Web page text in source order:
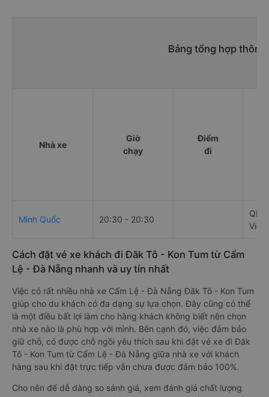
Bảng tổng hợp
Nhà xe
Giờ
chạy
Điểm
đi
Minh Quốc 20:30 - 20:30
Việt
Cách đặt vé xe khách đi Đăk Tô - Kon Tum từ Cẩm
Lệ - Đà Nẵng nhanh và uy tín nhất
Việc có rất nhiều nhà xe Cẩm Lệ - Đà Nẵng Đăk Tô - Kon Tum
giúp cho du khách có đa dạng sự lựa chọn. Đây cũng có thể
là một điều bất lợi làm cho hàng khách không biết nên chọn
nhà xe nào là phù hợp với mình. Bên cạnh đó, việc đảm bảo
giữ chỗ, có được chỗ ngồi yêu thích sau khi đặt vé xe đi Đăk
Tô - Kon Tum từ Cẩm Lệ - Đà Nẵng giữa nhà xe với khách
hàng sau khi đặt trực tiếp vẫn chưa được đảm bảo 100%.
Cho nên để dễ dàng so sánh giá, xem đánh giá chất lượng